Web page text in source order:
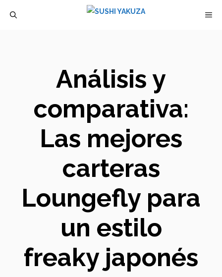
Análisis y
comparativa:
Las mejores
carteras
Loungefly para
un estilo
freaky japonés